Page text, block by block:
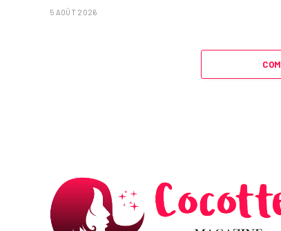
5 AOÛT 2026